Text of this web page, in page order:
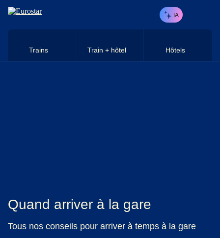
Aller au contenu principal
IA
Trains Train + hôtel Hôtels
Quand arriver à la gare
Tous nos conseils pour arriver à temps à la gare